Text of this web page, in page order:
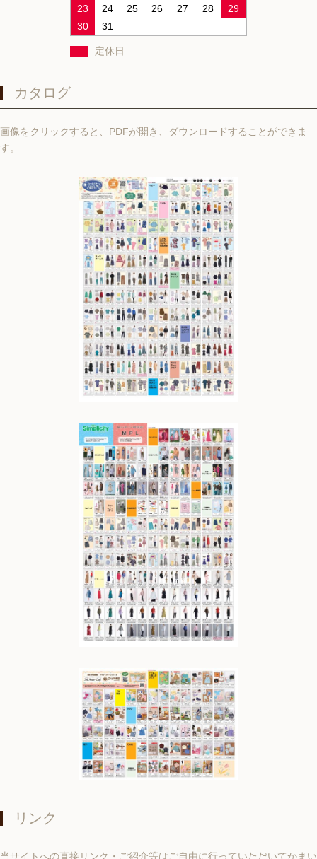
23
24 25 26 27 28
29
30
31
定休日
カタログ
画像をクリックすると、PDFが開き、ダウンロードすることができま
す。
リンク
当サイトへの直接リンク・ご紹介等はご自由に行っていただいてかまい